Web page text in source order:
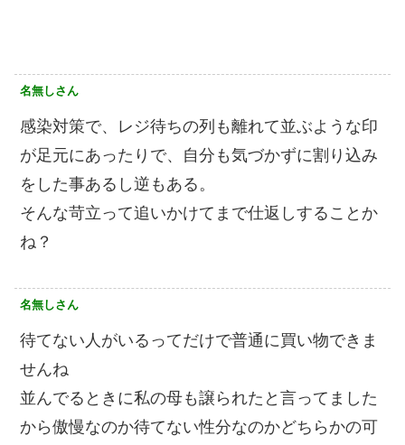
名無しさん
感染対策で、レジ待ちの列も離れて並ぶような印
が足元にあったりで、自分も気づかずに割り込み
をした事あるし逆もある。
そんな苛立って追いかけてまで仕返しすることか
ね？
名無しさん
待てない人がいるってだけで普通に買い物できま
せんね
並んでるときに私の母も譲られたと言ってました
から傲慢なのか待てない性分なのかどちらかの可